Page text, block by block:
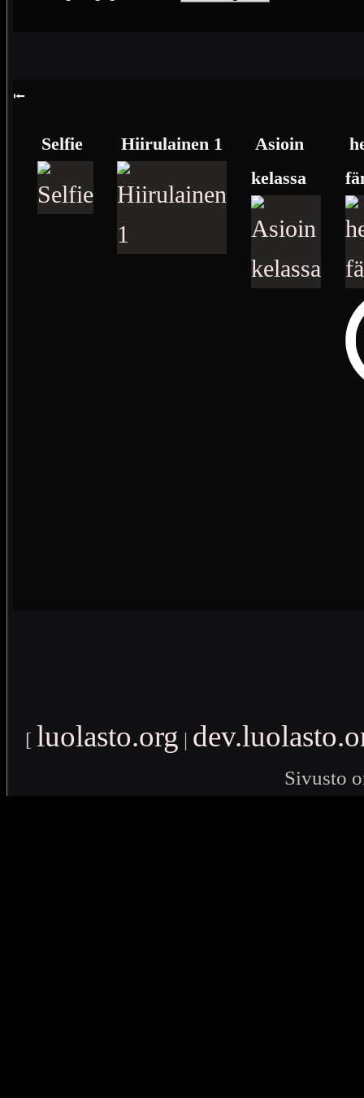
⭰
Selfie Hiirulainen 1
Asioin
kelassa
[ luolasto.org |
Sivusto